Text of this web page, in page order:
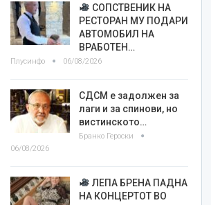
СОПСТВЕНИК НА
РЕСТОРАН МУ ПОДАРИ
АВТОМОБИЛ НА
ВРАБОТЕН…
Плусинфо 06/08/2026
СДСМ е задолжен за
лаги и за спинови, но
вистинското…
Бранко Героски
06/08/2026
ЛЕПА БРЕНА ПАДНА
НА КОНЦЕРТОТ ВО